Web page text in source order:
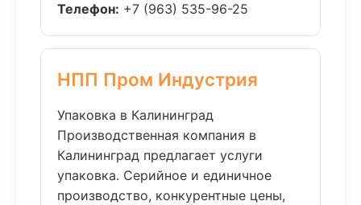
Телефон: +7 (963) 535-96-25
НПП Пром Индустрия
Упаковка в Калининград
Производственная компания в
Калининград предлагает услуги
упаковка. Серийное и единичное
производство, конкурентные цены,